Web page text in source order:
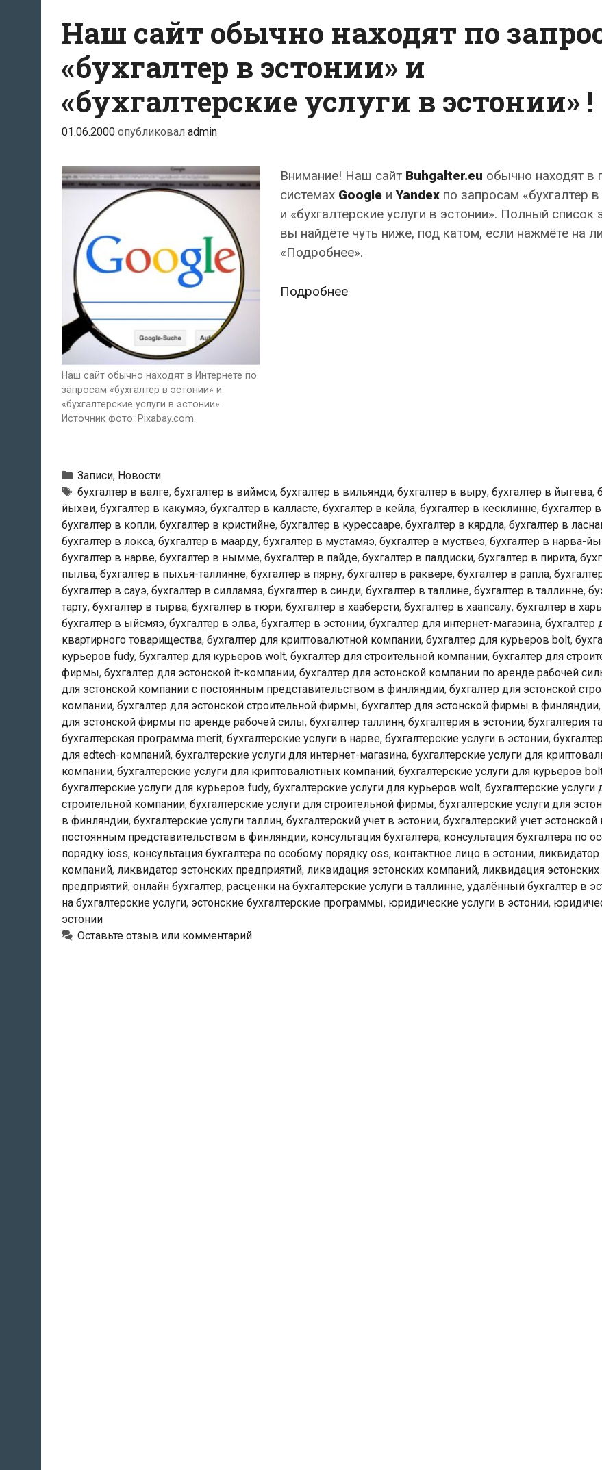
Наш сайт обычно находят по
«бухгалтер в эстонии» и
«бухгалтерские услуги в эстонии» !
01.06.2000 опубликовал admin
Наш сайт обычно находят в Интернете по
запросам «бухгалтер в эстонии» и
«бухгалтерские услуги в эстонии».
Источник фото: Pixabay.com.
Внимание! Наш сайт Buhgalter.eu обычно находят в
системах GoogleиYandexпо запросам «бухгалтер в
и «бухгалтерские услуги в эстонии». Полный список
вы найдёте чуть ниже, под катом, если нажмёте на
«Подробнее».
ПодробнееНаш
услуги
в
эстонии»
!
Рубрики
Записи, Новости
Метки
бухгалтер в валге, бухгалтер в виймси, бухгалтер в вильянди, бухгалтер в выру, бухгалтер в йыгева,
йыхви, бухгалтер в какумяэ, бухгалтер в калласте, бухгалтер в кейла, бухгалтер в кесклинне, бухгалтер
бухгалтер в копли, бухгалтер в кристийне, бухгалтер в курессааре, бухгалтер в кярдла, бухгалтер в
бухгалтер в локса, бухгалтер в маарду, бухгалтер в мустамяэ, бухгалтер в муствеэ, бухгалтер в нарва-
бухгалтер в нарве, бухгалтер в нымме, бухгалтер в пайде, бухгалтер в палдиски, бухгалтер в пирита,
пылва, бухгалтер в пыхья-таллинне, бухгалтер в пярну, бухгалтер в раквере, бухгалтер в рапла,
бухгалтер в сауэ, бухгалтер в силламяэ, бухгалтер в синди, бухгалтер в таллине, бухгалтер в таллинне,
тарту, бухгалтер в тырва, бухгалтер в тюри, бухгалтер в хааберсти, бухгалтер в хаапсалу, бухгалтер в
бухгалтер в ыйсмяэ, бухгалтер в элва, бухгалтер в эстонии, бухгалтер для интернет-магазина, бухгалтер
квартирного товарищества, бухгалтер для криптовалютной компании, бухгалтер для курьеров bolt,
курьеров fudy, бухгалтер для курьеров wolt, бухгалтер для строительной компании, бухгалтер для
фирмы, бухгалтер для эстонской it-компании, бухгалтер для эстонской компании по аренде рабочей
для эстонской компании с постоянным представительством в финляндии, бухгалтер для эстонской
компании, бухгалтер для эстонской строительной фирмы, бухгалтер для эстонской фирмы в финляндии,
для эстонской фирмы по аренде рабочей силы, бухгалтер таллинн, бухгалтерия в эстонии, бухгалтерия
бухгалтерская программа merit, бухгалтерские услуги в нарве, бухгалтерские услуги в эстонии,
для edtech-компаний, бухгалтерские услуги для интернет-магазина, бухгалтерские услуги для
компании, бухгалтерские услуги для криптовалютных компаний, бухгалтерские услуги для курьеров
бухгалтерские услуги для курьеров fudy, бухгалтерские услуги для курьеров wolt, бухгалтерские услуги
строительной компании, бухгалтерские услуги для строительной фирмы, бухгалтерские услуги для
в финляндии, бухгалтерские услуги таллин, бухгалтерский учет в эстонии, бухгалтерский учет
постоянным представительством в финляндии, консультация бухгалтера, консультация бухгалтера по
порядку ioss, консультация бухгалтера по особому порядку oss, контактное лицо в эстонии, ликвидатор
компаний, ликвидатор эстонских предприятий, ликвидация эстонских компаний, ликвидация эстонских
предприятий, онлайн бухгалтер, расценки на бухгалтерские услуги в таллинне, удалённый бухгалтер в
на бухгалтерские услуги, эстонские бухгалтерские программы, юридические услуги в эстонии,
эстонии
Оставьте отзыв или комментарий